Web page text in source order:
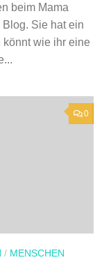
beim Mama
Sie hat ein
wie ihr eine
0
/ MENSCHEN